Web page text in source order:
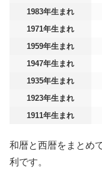
1983年生まれ
1971年生まれ
1959年生まれ
1947年生まれ
1935年生まれ
1923年生まれ
1911年生まれ
和暦と西暦をまとめ
利です。